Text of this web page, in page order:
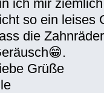
ich mir
so ein leises
die
Grüße